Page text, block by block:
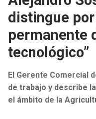
Empresa
Telemetric
distingue
permanente
tecnológico”
El Gerente Comercial
de trabajo y describe
el ámbito de la